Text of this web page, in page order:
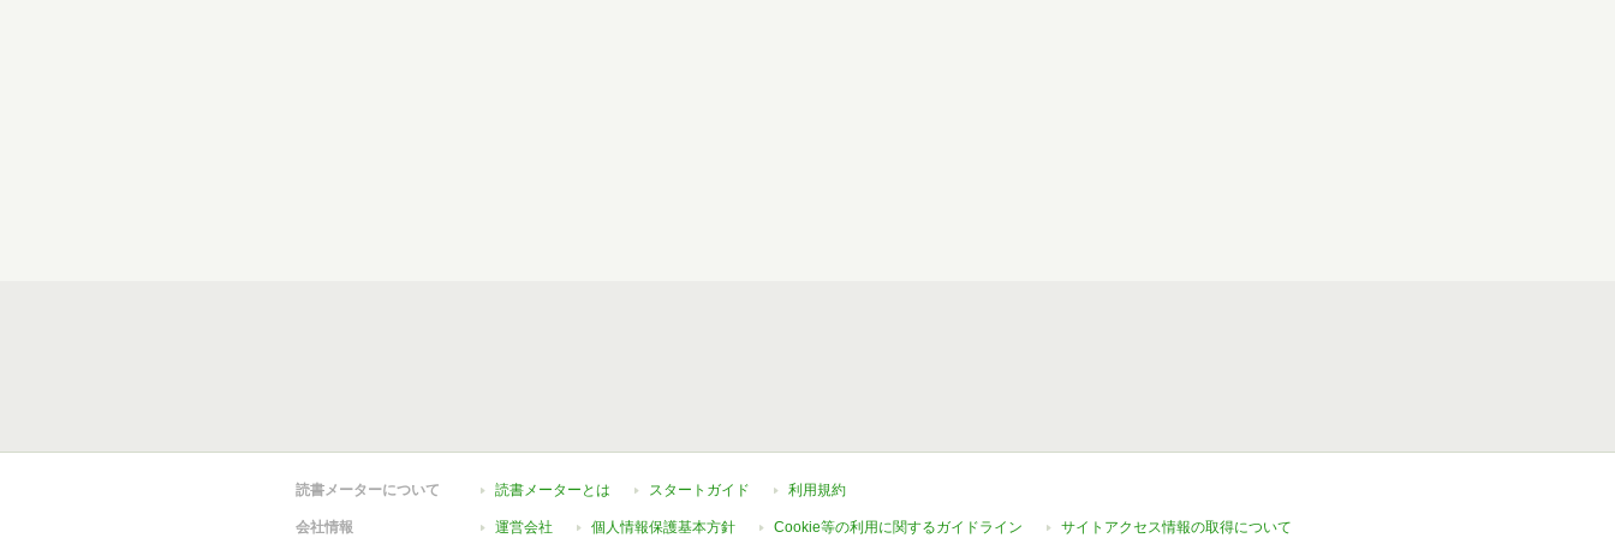
読書メーターについて 読書メーターとは スタートガイド 利用規約
会社情報 運営会社 個人情報保護基本方針 Cookie等の利用に関するガイドライン サイトアクセス情報の取得について